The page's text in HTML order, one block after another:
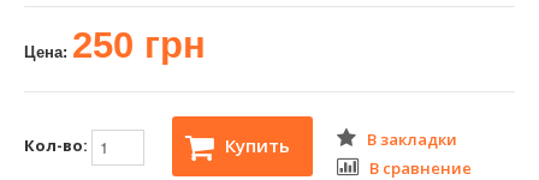
Цена: 250 грн
Кол-во: Купить
В закладки
В сравнение